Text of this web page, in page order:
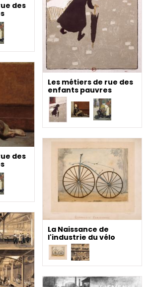
des
Les métiers de rue des
enfants pauvres
des
La Naissance de
l'industrie du vélo